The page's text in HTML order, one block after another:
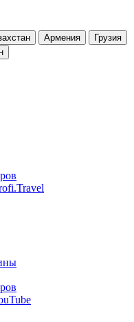
Армения
Грузия